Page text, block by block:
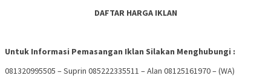
DAFTAR HARGA IKLAN
Untuk Informasi Pemasangan Iklan Silakan Menghubungi :
081320995505 – Suprin 085222335511 – Alan 08125161970 – (WA)